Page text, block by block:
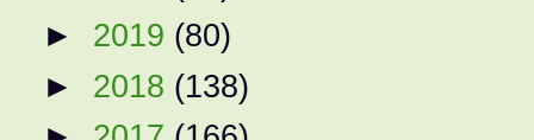
► 2019 (80)
► 2018 (138)